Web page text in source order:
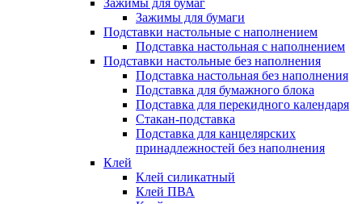
Зажимы для бумаг
Зажимы для бумаги
Подставки настольные с наполнением
Подставка настольная с наполнением
Подставки настольные без наполнения
Подставка настольная без наполнения
Подставка для бумажного блока
Подставка для перекидного календаря
Стакан-подставка
Подставка для канцелярских
принадлежностей без наполнения
Клей
Клей силикатный
Клей ПВА